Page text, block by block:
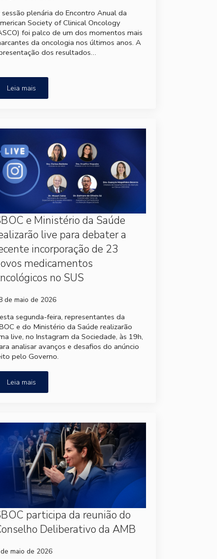
sessão plenária do Encontro Anual da
Society of Clinical Oncology
foi palco de um dos momentos mais
da oncologia nos últimos anos. A
dos resultados…
Leia mais
e Ministério da Saúde
live para debater a
incorporação de 23
medicamentos
no SUS
de maio de 2026
segunda-feira, representantes da
e do Ministério da Saúde realizarão
live, no Instagram da Sociedade, às 19h,
analisar avanços e desafios do anúncio
pelo Governo.
Leia mais
participa da reunião do
Deliberativo da AMB
maio de 2026